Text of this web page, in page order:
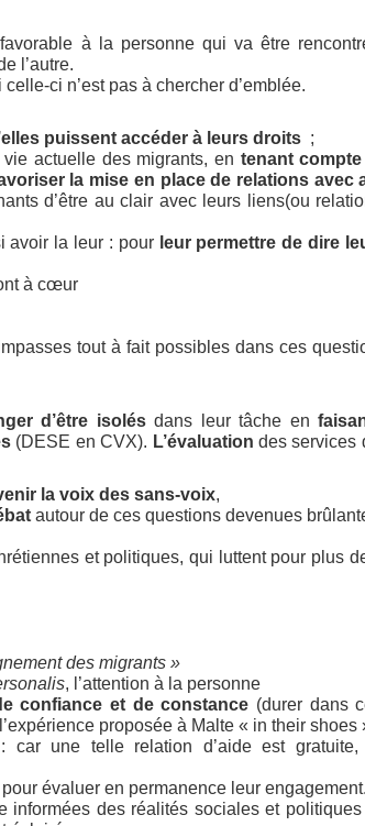
à la personne qui va être
l’autre.
ci n’est pas à chercher d’emblée.
puissent accéder à leurs droits ;
actuelle des migrants, en tenant
la mise en place de relations avec
d’être au clair avec leurs liens(ou
avoir la leur : pour leur permettre de dire
à cœur
tout à fait possibles dans ces
d’être isolésdans leur tâche en
(DESE en CVX). L’évaluation des services
la voix des sans-voix,
autour de ces questions devenues
et politiques, qui luttent pour plus
des migrants »
, l’attention à la personne
confiance et de constance (durer dans
proposée à Malte « in their shoes
une telle relation d’aide est gratuite,
évaluer en permanence leur engagement.
des réalités sociales et